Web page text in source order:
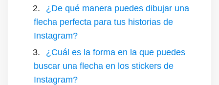
¿De qué manera puedes dibujar una
flecha perfecta para tus historias de
Instagram?
¿Cuál es la forma en la que puedes
buscar una flecha en los stickers de
Instagram?